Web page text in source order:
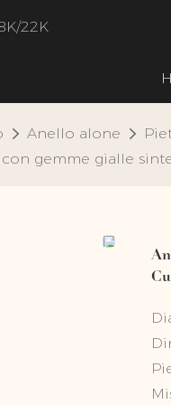
22K
Anello alone
gemme gialle